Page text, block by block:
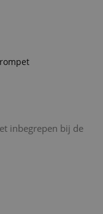
inbegrepen bij de